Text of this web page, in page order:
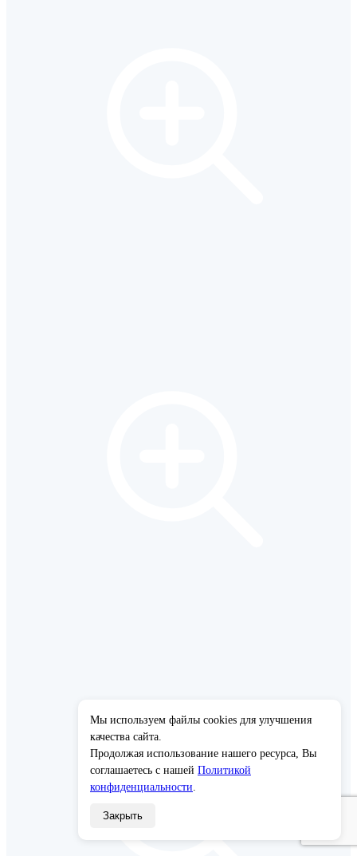
Мы используем файлы cookies для улучшения
качества сайта.
Продолжая использование нашего ресурса, Вы
соглашаетесь с нашей Политикой
конфиденциальности.
Закрыть